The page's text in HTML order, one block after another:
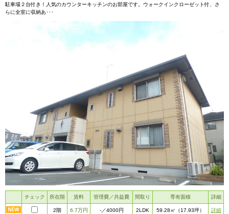
駐車場２台付き！人気のカウンターキッチンのお部屋です。ウォークインクローゼット付、さ
らに全室に収納あ･･･
チェック 所在階 賃料 管理費／共益費 間取り 専有面積 詳細
2階 6.7万円 -／4000円 2LDK 59.28㎡ （17.93坪） 詳細